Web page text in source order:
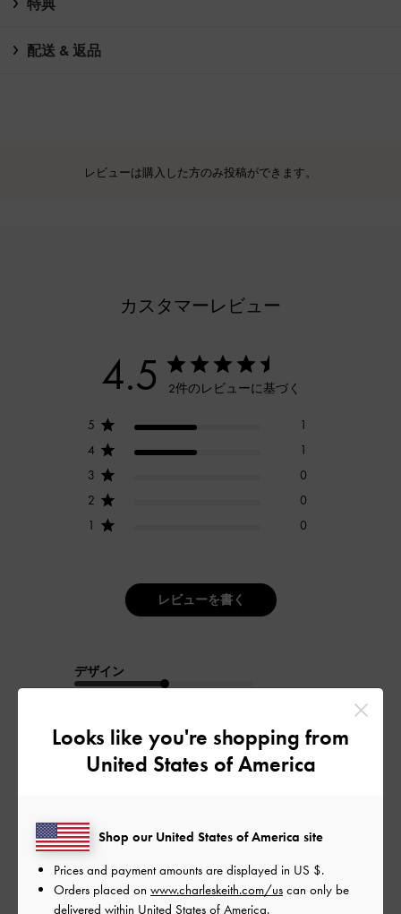
配送 & 返品
レビューは購入した方のみ投稿ができます。
カスタマーレビュー
4.5 2件のレビューに基づく
5
1
4
1
3
0
2
0
1
0
レビューを書く
デザイン
品質
もっと見る
フィルター
Looks like you're shopping from
United States of America
Shop our United States of America site
Prices and payment amounts are displayed in US $.
Orders placed on www.charleskeith.com/us can only be
delivered within United States of America.